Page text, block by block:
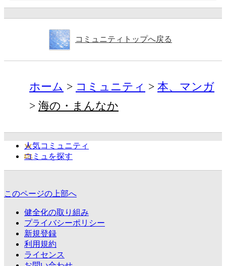
コミュニティトップへ戻る
ホーム コミュニティ
本、マンガ
海の・まんなか
人気コミュニティ
コミュを探す
このページの上部へ
健全化の取り組み
プライバシーポリシー
新規登録
利用規約
ライセンス